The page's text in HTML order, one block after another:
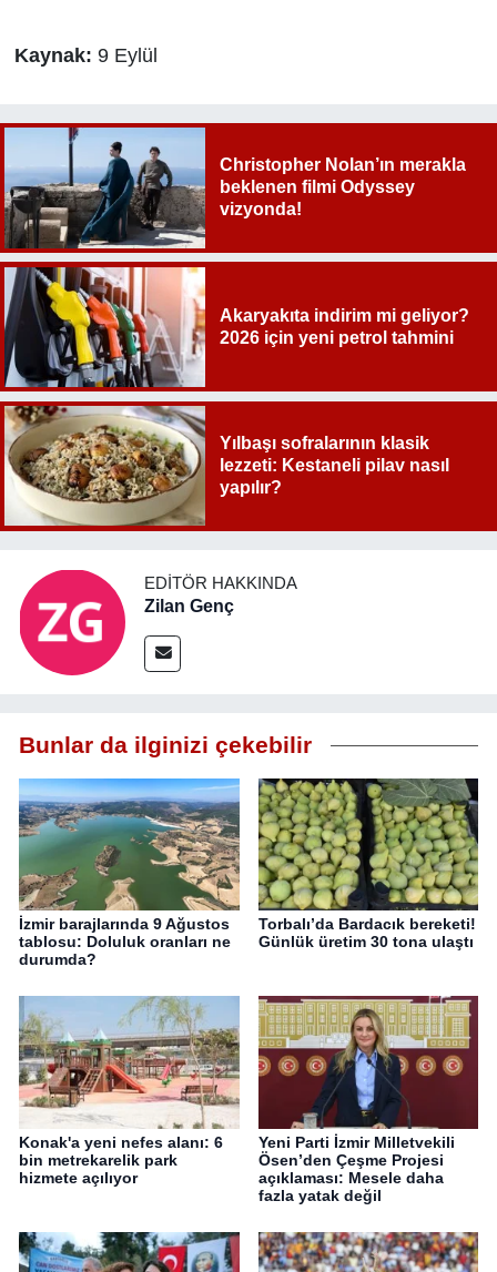
Kaynak: 9 Eylül
Christopher Nolan’ın merakla
beklenen filmi Odyssey
vizyonda!
Akaryakıta indirim mi geliyor?
2026 için yeni petrol tahmini
Yılbaşı sofralarının klasik
lezzeti: Kestaneli pilav nasıl
yapılır?
EDITÖR HAKKINDA
Zilan Genç
Bunlar da ilginizi çekebilir
İzmir barajlarında 9 Ağustos
tablosu: Doluluk oranları ne
durumda?
Torbalı’da Bardacık bereketi!
Günlük üretim 30 tona ulaştı
Konak'a yeni nefes alanı: 6
bin metrekarelik park
hizmete açılıyor
Yeni Parti İzmir Milletvekili
Ösen’den Çeşme Projesi
açıklaması: Mesele daha
fazla yatak değil